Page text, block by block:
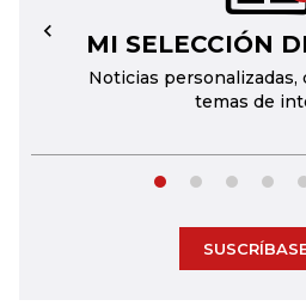
MI SELECCIÓN
Noticias personalizadas,
temas de
←